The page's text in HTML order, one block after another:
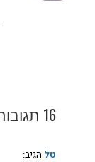
16 תגובות
טל הגיב: